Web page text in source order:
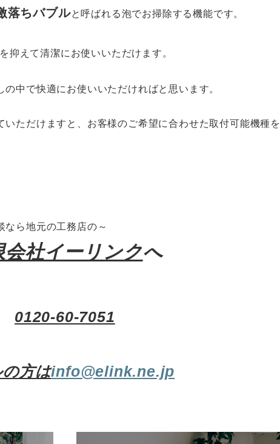
落ちバブルと呼ばれる泡でお掃除する機能です。
抑えて清潔にお使いいただけます。
中で快適にお使いいただければと思います。
ただけますと、お客様のご希望に合わせた取付可能機種を
なら地元の工務店の～
会社イーリンクへ
0120-60-7051
の方はinfo@elink.ne.jp